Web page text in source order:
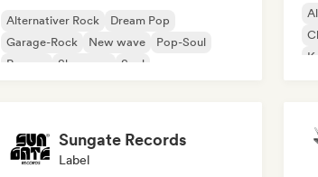
Alternativer Rock
Dream Pop
Garage-Rock
New wave
Pop-Soul
Reggae
Shoegaze Soul
Sungate Records
Label